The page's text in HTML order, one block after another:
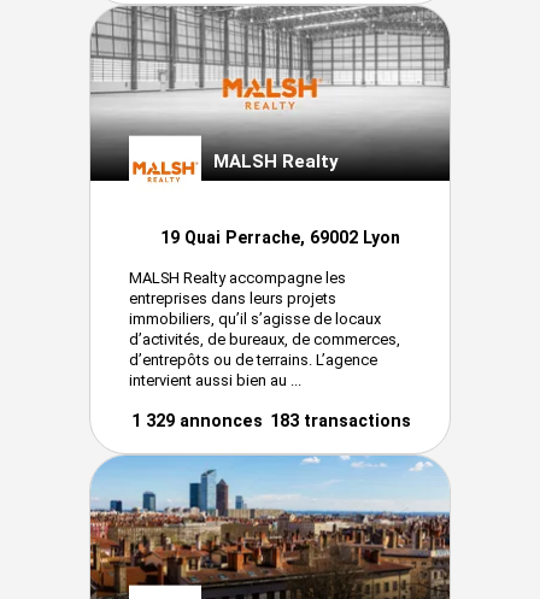
MALSH Realty
19 Quai Perrache, 69002 Lyon
MALSH Realty accompagne les
entreprises dans leurs projets
immobiliers, qu’il s’agisse de locaux
d’activités, de bureaux, de commerces,
d’entrepôts ou de terrains. L’agence
intervient aussi bien au ...
1 329 annonces 183 transactions